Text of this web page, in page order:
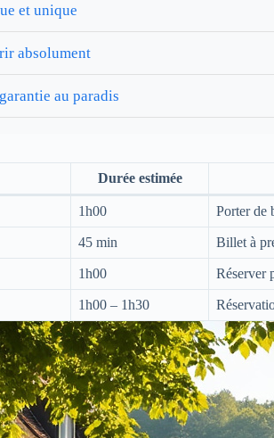
et unique
absolument
au paradis
Durée estimée
1h00 Porter de
45 min Billet à
1h00 Réserver
1h00 – 1h30